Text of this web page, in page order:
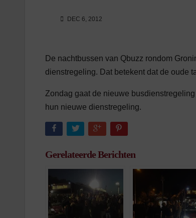
DEC 6, 2012
De nachtbussen van Qbuzz rondom
dienstregeling. Dat betekent dat de oude
Zondag gaat de nieuwe
hun nieuwe dienstregeling.
Gerelateerde Berichten